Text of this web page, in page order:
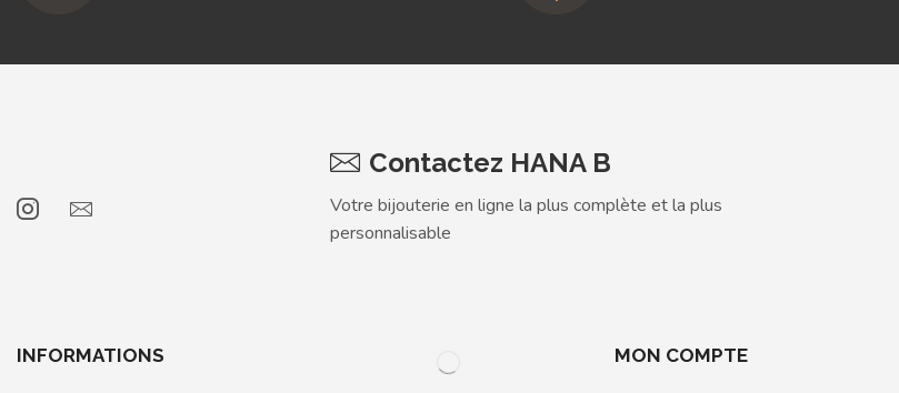
Contactez HANA B
Votre bijouterie en ligne la plus complète et la plus
personnalisable
INFORMATIONS MON COMPTE